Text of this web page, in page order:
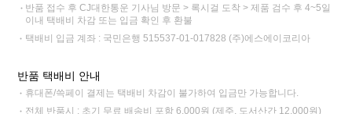
반품 접수 후 CJ대한통운 기사님 방문 > 록시걸 도착 > 제품 검수 후 4~5일
이내 택배비 차감 또는 입금 확인 후 환불
택배비 입금 계좌 : 국민은행 515537-01-017828 (주)에스에이코리아
반품 택배비 안내
휴대폰/쓱페이 결제는 택배비 차감이 불가하여 입금만 가능합니다.
전체 반품시 : 초기 무료 배송비 포함 6,000원 (제주, 도서산간 12,000원)